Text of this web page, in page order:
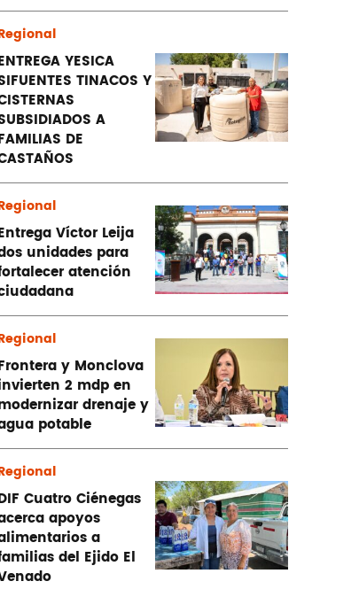
YESICA
TINACOS Y
A
DE
Víctor Leija
unidades para
atención
y Monclova
2 mdp en
drenaje y
potable
Cuatro Ciénegas
apoyos
a
del Ejido El